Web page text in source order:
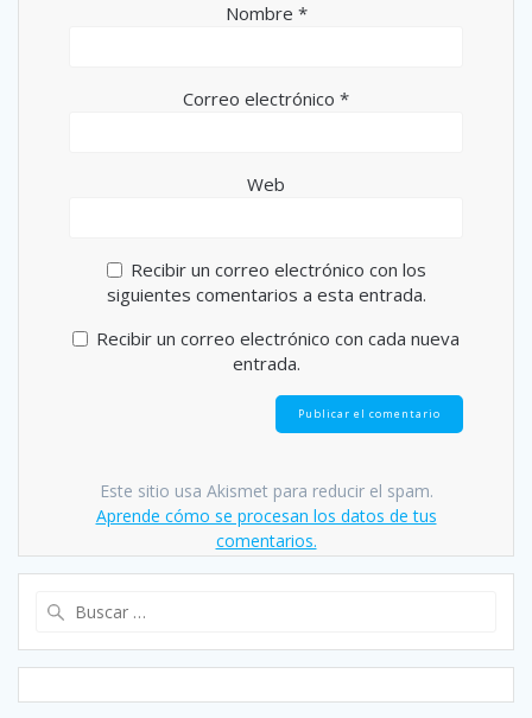
Nombre *
Correo electrónico *
Web
Recibir un correo electrónico con los
siguientes comentarios a esta entrada.
Recibir un correo electrónico con cada nueva
entrada.
Este sitio usa Akismet para reducir el spam.
Aprende cómo se procesan los datos de tus
comentarios.